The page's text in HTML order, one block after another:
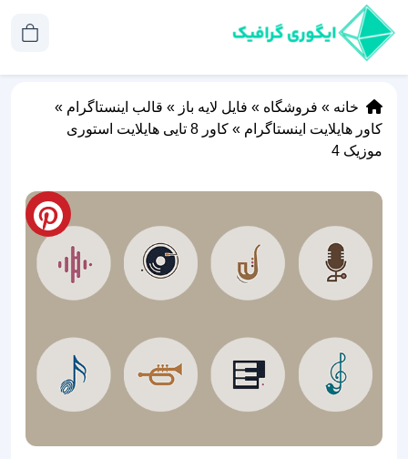
خانه » فروشگاه » فایل لایه باز » قالب اینستاگرام »
کاور هایلایت اینستاگرام »
کاور 8 تایی هایلایت استوری
موزیک 4